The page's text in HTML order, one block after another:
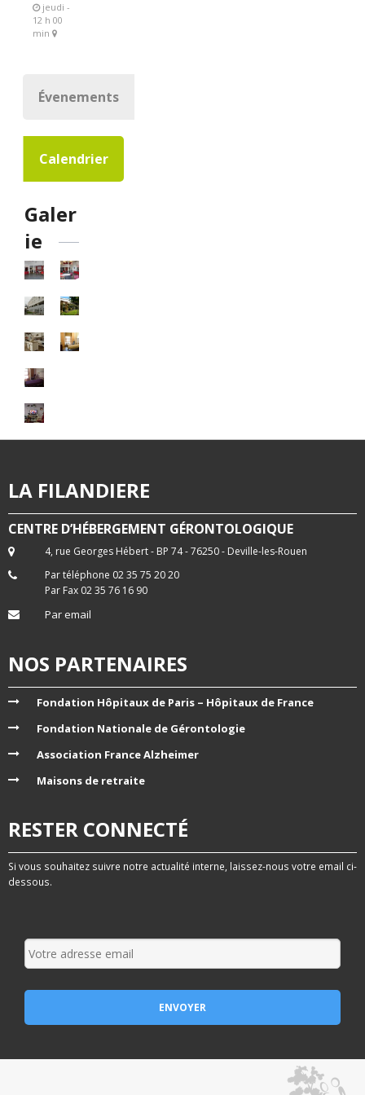
jeudi -
12 h 00
min
Évenements
Calendrier
Galer
ie
LA FILANDIERE
CENTRE D’HÉBERGEMENT GÉRONTOLOGIQUE
4, rue Georges Hébert - BP 74 - 76250 - Deville-les-Rouen
Par téléphone 02 35 75 20 20
Par Fax 02 35 76 16 90
Par email
NOS PARTENAIRES
Fondation Hôpitaux de Paris – Hôpitaux de France
Fondation Nationale de Gérontologie
Association France Alzheimer
Maisons de retraite
RESTER CONNECTÉ
Si vous souhaitez suivre notre actualité interne, laissez-nous votre email ci-
dessous.